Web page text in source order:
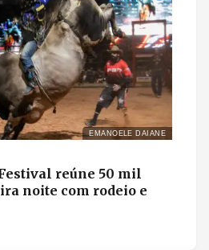
EMANOELE DAIANE
reúne 50 mil
noite com rodeio e